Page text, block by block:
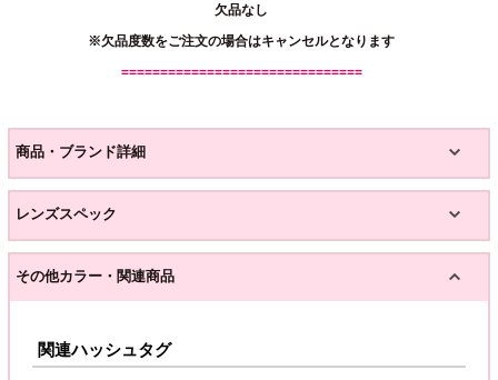
欠品なし
※欠品度数をご注文の場合はキャンセルとなります
===============================
商品・ブランド詳細
レンズスペック
その他カラー・関連商品
関連ハッシュタグ